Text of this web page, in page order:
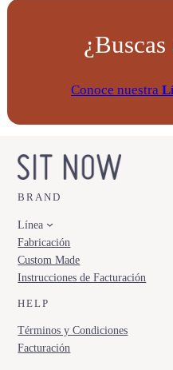
Conoce nuestra
BRAND
Línea
Fabricación
Custom Made
Instrucciones de Facturación
HELP
Términos y Condiciones
Facturación